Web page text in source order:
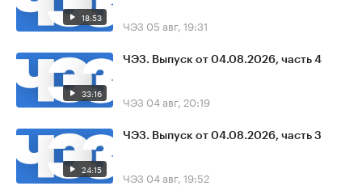
18:53 ЧЭЗ 05 авг, 19:31
33:16
ЧЭЗ. Выпуск от 04.08.2026, часть 4
ЧЭЗ 04 авг, 20:19
24:15
ЧЭЗ. Выпуск от 04.08.2026, часть 3
ЧЭЗ 04 авг, 19:52